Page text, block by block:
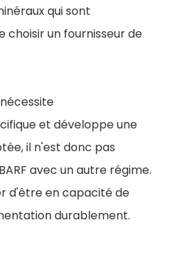
qui sont
choisir un fournisseur de
nécessite
et développe une
il n'est donc pas
avec un autre régime.
d'être en capacité de
durablement.